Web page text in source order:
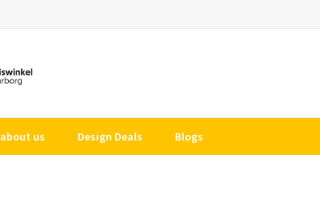
about us Design Deals Blogs